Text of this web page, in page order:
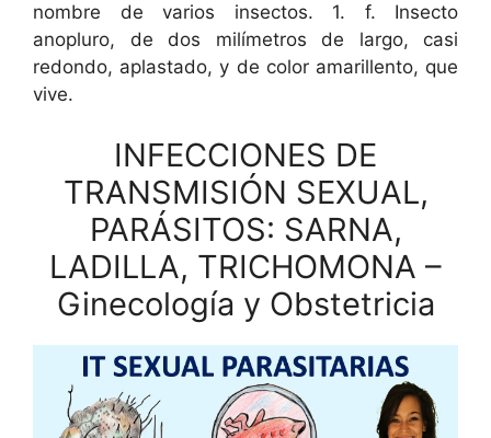
nombre de varios insectos. 1. f. Insecto
anopluro, de dos milímetros de largo, casi
redondo, aplastado, y de color amarillento, que
vive.
INFECCIONES DE
TRANSMISIÓN SEXUAL,
PARÁSITOS: SARNA,
LADILLA, TRICHOMONA –
Ginecología y Obstetricia